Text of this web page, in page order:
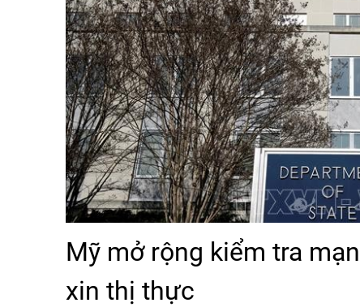
Mỹ mở rộng kiểm tra
xin thị thực